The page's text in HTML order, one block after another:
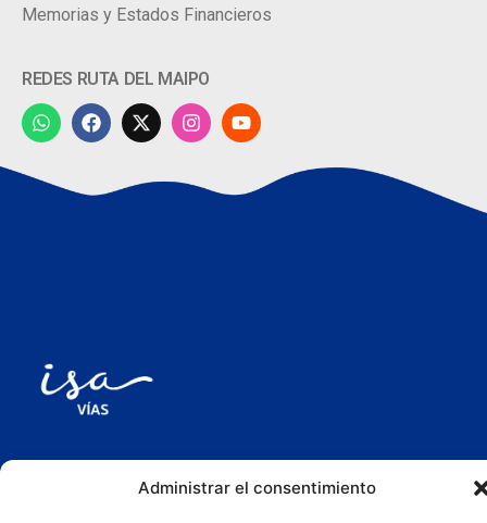
Administrar el consentimiento
Memorias y Estados Financieros
REDES RUTA DEL MAIPO